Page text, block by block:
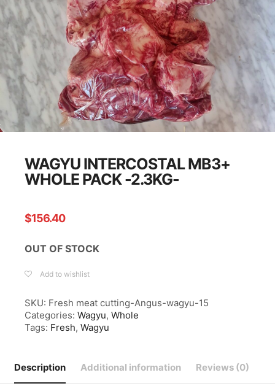
WAGYU INTERCOSTAL MB3+
WHOLE PACK -2.3KG-
$156.40
OUT OF STOCK
Add to wishlist
SKU: Fresh meat cutting-Angus-wagyu-15
Categories: Wagyu, Whole
Tags: Fresh, Wagyu
Description Additional information Reviews (0)